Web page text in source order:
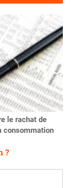
le rachat de
consommation
?